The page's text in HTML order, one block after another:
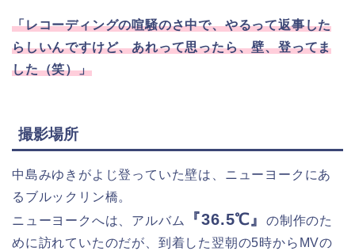
「レコーディングの喧騒のさ中で、やるって返事した
らしいんですけど、あれって思ったら、壁、登ってま
した（笑）」
撮影場所
中島みゆきがよじ登っていた壁は、ニューヨークにあ
るブルックリン橋。
ニューヨークへは、アルバム
『36.5℃』の制作のた
めに訪れていたのだが、到着した翌朝の5時からMVの